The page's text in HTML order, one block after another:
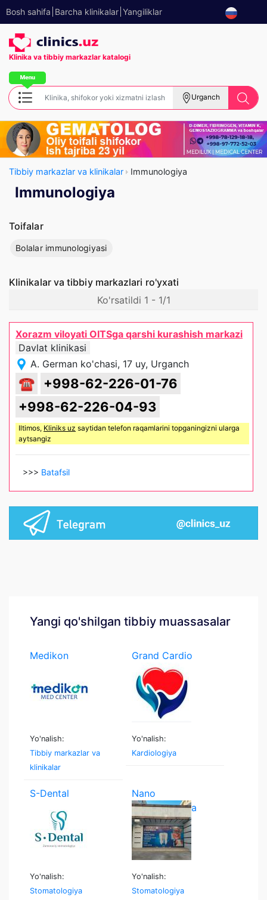
Bosh sahifa Barcha klinikalar Yangiliklar
Klinika va tibbiy markazlar katalogi
Urganch
Tibbiy markazlar va klinikalar Immunologiya
Immunologiya
Toifalar
Bolalar immunologiyasi
Klinikalar va tibbiy markazlari ro'yxati
Ko'rsatildi 1 - 1/1
Xorazm viloyati OITSga qarshi kurashish markazi
Davlat klinikasi
A. German ko'chasi, 17 uy, Urganch
☎
+998-62-226-01-76
+998-62-226-04-93
Iltimos, Kliniks uz saytidan telefon raqamlarini topganingizni ularga
aytsangiz
>>> Batafsil
Yangi qo'shilgan tibbiy muassasalar
Medikon
Yo'nalish:
Tibbiy markazlar va
klinikalar
Grand Cardio
Yo'nalish:
Kardiologiya
S-Dental
Yo'nalish:
Stomatologiya
Nano
stomatologiya
Yo'nalish:
Stomatologiya